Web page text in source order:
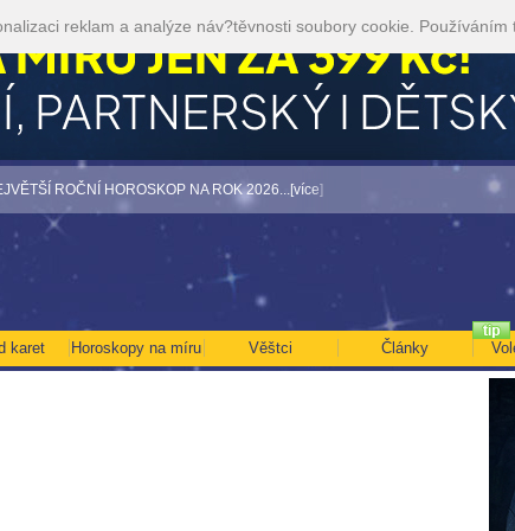
karet Horoskopy na míru Věštci Články
ROČNÍ HOROSKOP NA ROK 2026...[více] • Volejte kartářkám levněji a
reklam a analýze náv?těvnosti soubory cookie. Používáním